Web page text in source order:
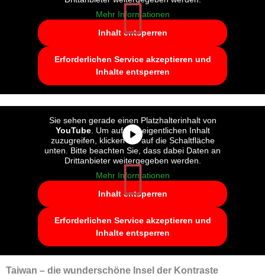
Mehr Informationen
Inhalt entsperren
Erforderlichen Service akzeptieren und
Inhalte entsperren
Sie sehen gerade einen Platzhalterinhalt von
YouTube. Um auf den eigentlichen Inhalt
zuzugreifen, klicken Sie auf die Schaltfläche
unten. Bitte beachten Sie, dass dabei Daten an
Drittanbieter weitergegeben werden.
Mehr Informationen
Inhalt entsperren
Erforderlichen Service akzeptieren und
Inhalte entsperren
Taiwan – die wunderschöne Insel der Kontraste